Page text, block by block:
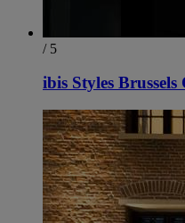
/ 5
ibis Styles